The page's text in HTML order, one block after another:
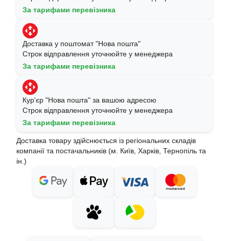
За тарифами перевізника
Доставка у поштомат "Нова пошта"
Строк відправлення уточнюйте у менеджера
За тарифами перевізника
Кур'єр "Нова пошта" за вашою адресою
Строк відправлення уточнюйте у менеджера
За тарифами перевізника
Доставка товару здійснюється із регіональних складів
компанії та постачальників (м. Київ, Харків, Тернопіль та
ін.)